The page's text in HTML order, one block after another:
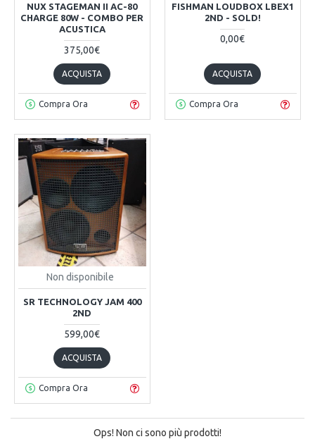
NUX STAGEMAN II AC-80
CHARGE 80W - COMBO PER
ACUSTICA
375,00€
ACQUISTA
Compra Ora
FISHMAN LOUDBOX LBEX1
2ND - SOLD!
0,00€
ACQUISTA
Compra Ora
Non disponibile
SR TECHNOLOGY JAM 400
2ND
599,00€
ACQUISTA
Compra Ora
Ops! Non ci sono più prodotti!